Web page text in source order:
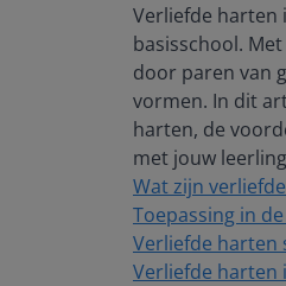
Verliefde harten
basisschool.
door paren van
vormen. In dit
harten, de
met jouw
Wat zijn
Toepassing in
Verliefde harten
Verliefde harten